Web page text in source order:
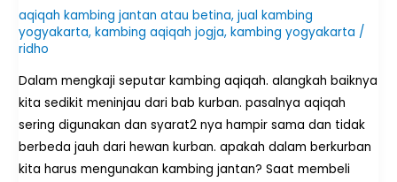
aqiqah kambing jantan atau betina,jual kambing
yogyakarta,kambing aqiqah jogja,kambing yogyakarta /
ridho
Dalam mengkaji seputar kambing aqiqah. alangkah baiknya
kita sedikit meninjau dari bab kurban. pasalnya aqiqah
sering digunakan dan syarat2 nya hampir sama dan tidak
berbeda jauh dari hewan kurban. apakah dalam berkurban
kita harus mengunakan kambing jantan? Saat membeli
khusus.